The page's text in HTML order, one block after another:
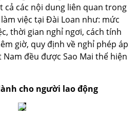
cả các nội dung liên quan trong
việc tại Đài Loan như: mức
thời gian nghỉ ngơi, cách tính
giờ, quy định về nghỉ phép áp
đều được Sao Mai thể hiện
cho người lao động